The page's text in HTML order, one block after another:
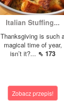
Italian Stuffing...
Thanksgiving is such
magical time of year,
isn’t it?... ⇖ 173
Zobacz przepis!